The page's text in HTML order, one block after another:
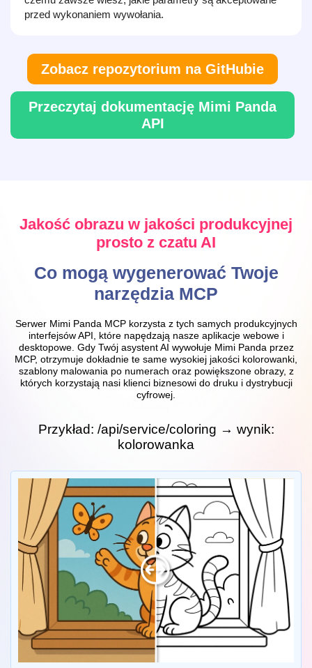
przed wykonaniem wywołania.
Zobacz repozytorium na GitHubie
Przeczytaj dokumentację Mimi Panda
API
Jakość obrazu w jakości produkcyjnej
prosto z czatu AI
Co mogą wygenerować Twoje
narzędzia MCP
Serwer Mimi Panda MCP korzysta z tych samych produkcyjnych
interfejsów API, które napędzają nasze aplikacje webowe i
desktopowe. Gdy Twój asystent AI wywołuje Mimi Panda przez
MCP, otrzymuje dokładnie te same wysokiej jakości kolorowanki,
szablony malowania po numerach oraz powiększone obrazy, z
których korzystają nasi klienci biznesowi do druku i dystrybucji
cyfrowej.
Przykład: /api/service/coloring → wynik:
kolorowanka